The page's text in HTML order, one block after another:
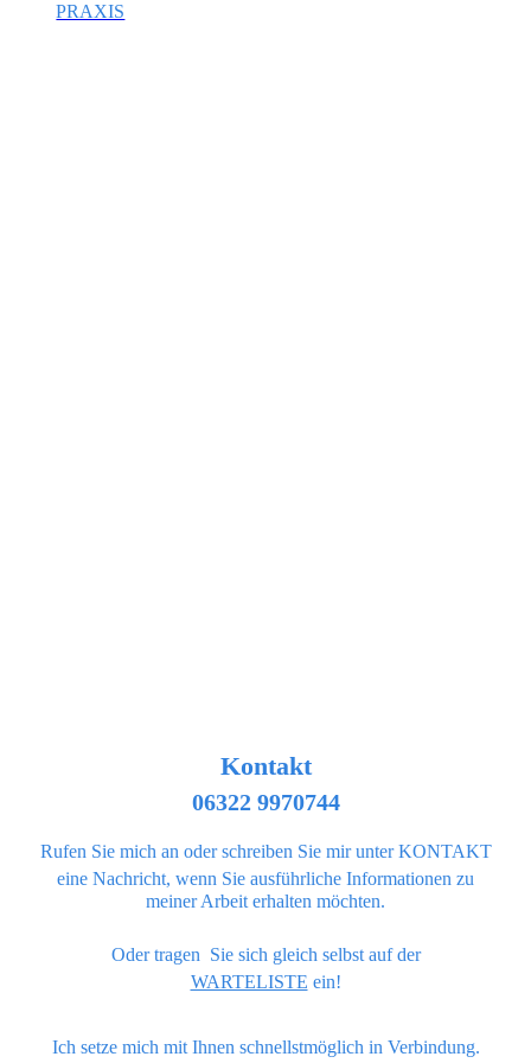
PRAXIS
Kontakt
06322 9970744
Rufen Sie mich an oder schreiben Sie mir unter KONTAKT
eine Nachricht, wenn Sie ausführliche Informationen zu
meiner Arbeit erhalten möchten.
Oder tragen Sie sich gleich selbst auf der
WARTELISTE ein!
Ich setze mich mit Ihnen schnellstmöglich in Verbindung.